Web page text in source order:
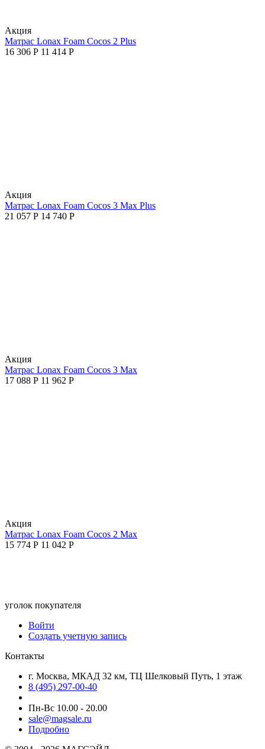
Aкция
Матрас Lonax Foam Cocos 2 Plus
16 306 Р 11 414 Р
Aкция
Матрас Lonax Foam Cocos 3 Max Plus
21 057 Р 14 740 Р
Aкция
Матрас Lonax Foam Cocos 3 Max
17 088 Р 11 962 Р
Aкция
Матрас Lonax Foam Cocos 2 Max
15 774 Р 11 042 Р
уголок покупателя
Войти
Создать учетную запись
Контакты
г. Москва, МКАД 32 км, ТЦ Шелковый Путь, 1 этаж
8 (495) 297-00-40
Пн-Вс 10.00 - 20.00
sale@magsale.ru
Подробно